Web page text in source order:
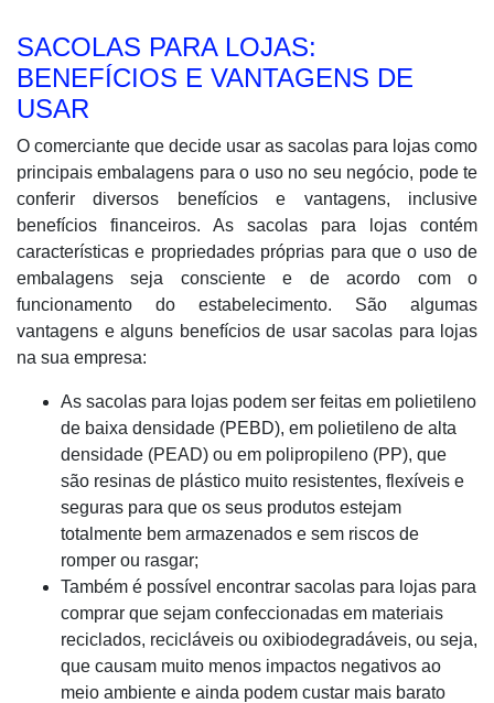
SACOLAS PARA LOJAS:
BENEFÍCIOS E VANTAGENS DE
USAR
O comerciante que decide usar as sacolas para lojas como
principais embalagens para o uso no seu negócio, pode te
conferir diversos benefícios e vantagens, inclusive
benefícios financeiros. As sacolas para lojas contém
características e propriedades próprias para que o uso de
embalagens seja consciente e de acordo com o
funcionamento do estabelecimento. São algumas
vantagens e alguns benefícios de usar sacolas para lojas
na sua empresa:
As sacolas para lojas podem ser feitas em polietileno
de baixa densidade (PEBD), em polietileno de alta
densidade (PEAD) ou em polipropileno (PP), que
são resinas de plástico muito resistentes, flexíveis e
seguras para que os seus produtos estejam
totalmente bem armazenados e sem riscos de
romper ou rasgar;
Também é possível encontrar sacolas para lojas para
comprar que sejam confeccionadas em materiais
reciclados, recicláveis ou oxibiodegradáveis, ou seja,
que causam muito menos impactos negativos ao
meio ambiente e ainda podem custar mais barato